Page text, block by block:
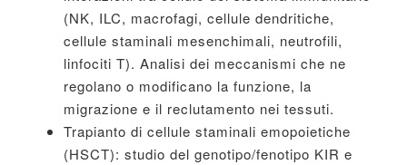
(NK, ILC, macrofagi, cellule dendritiche,
cellule staminali mesenchimali, neutrofili,
linfociti T). Analisi dei meccanismi che ne
regolano o modificano la funzione, la
migrazione e il reclutamento nei tessuti.
Trapianto di cellule staminali emopoietiche
(HSCT): studio del genotipo/fenotipo KIR e